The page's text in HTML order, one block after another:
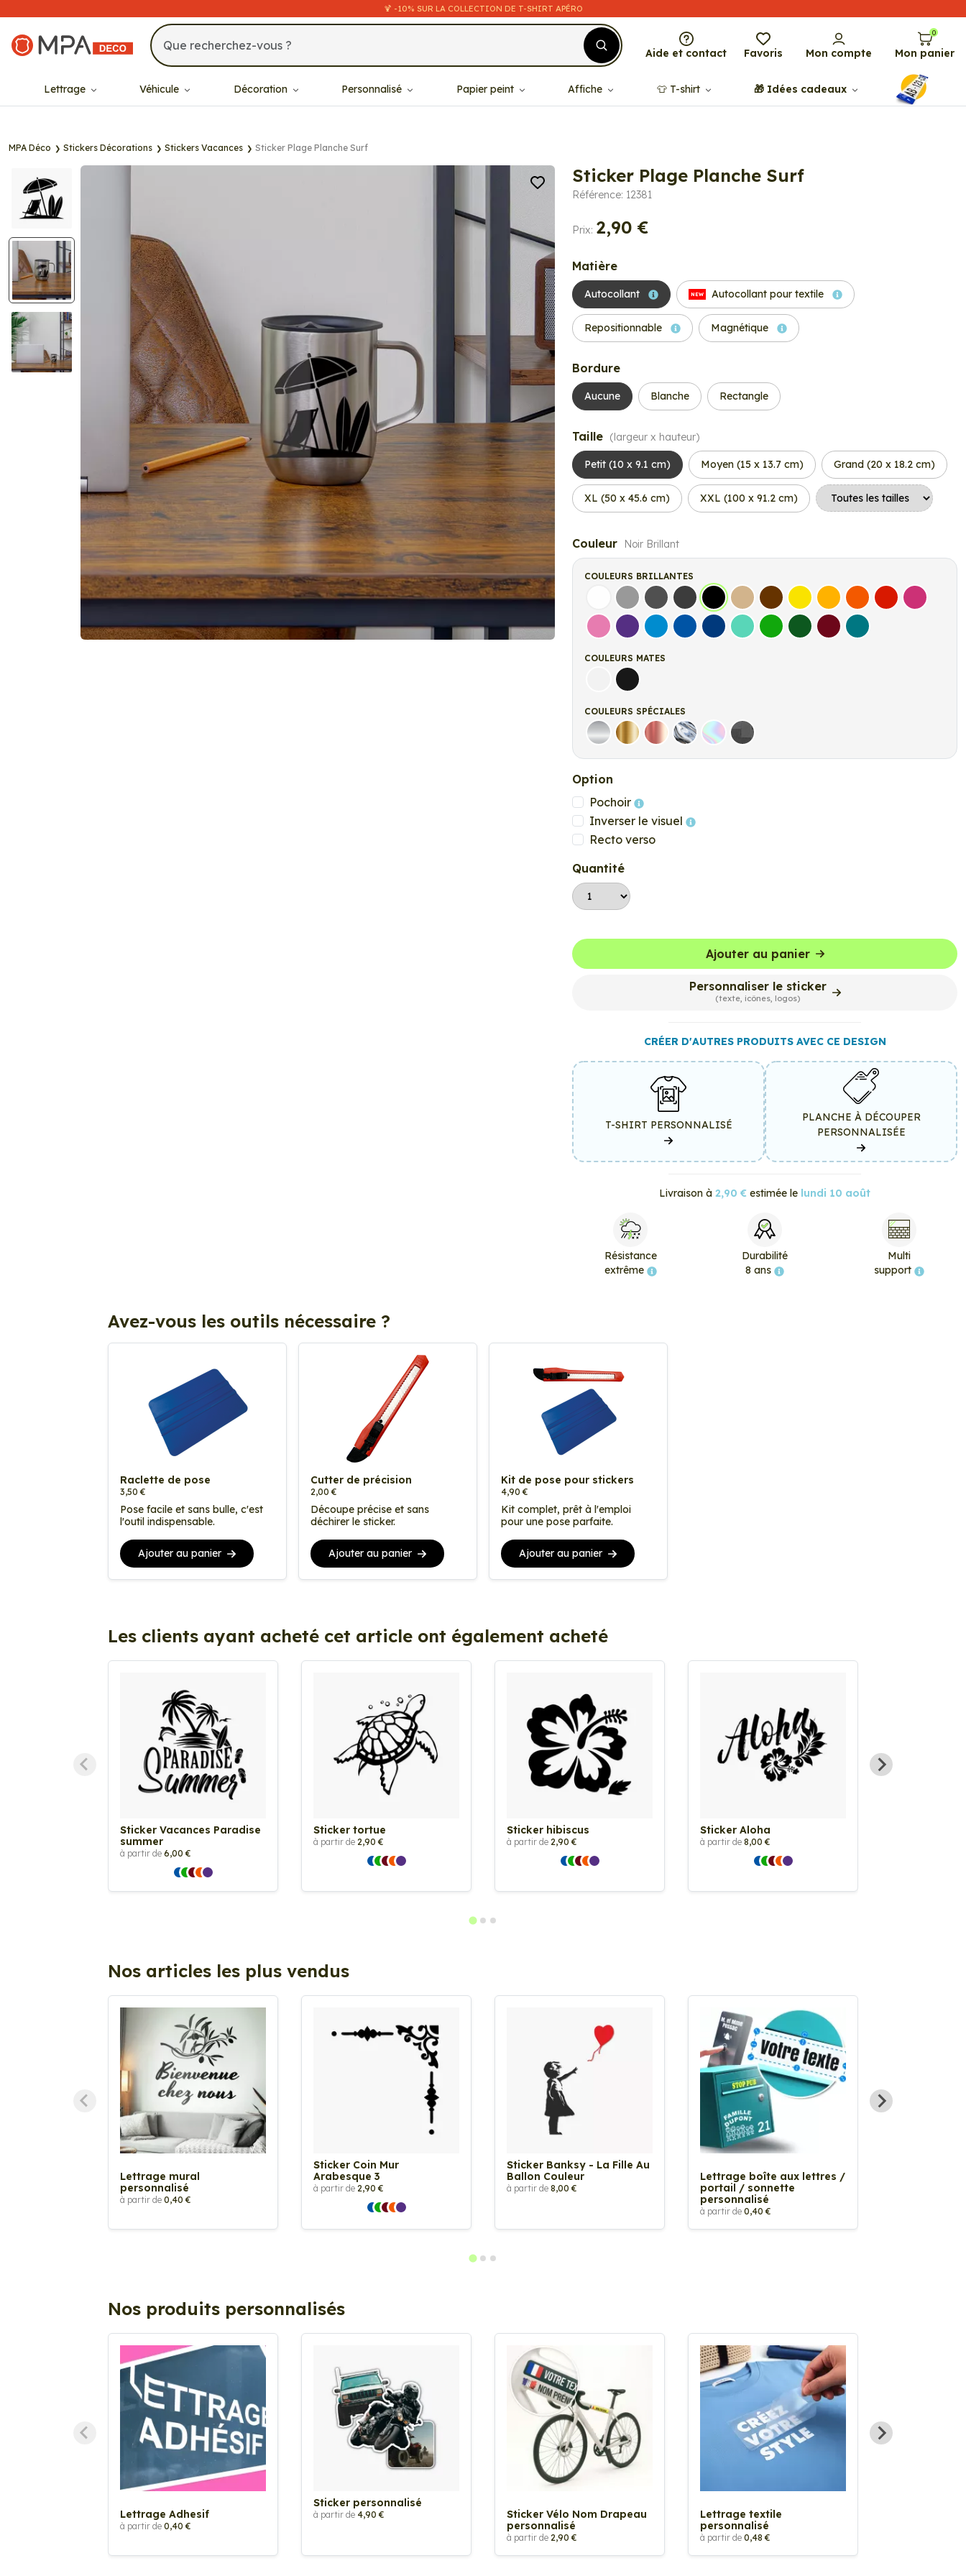
🍹 -10% SUR LA COLLECTION DE T-SHIRT APÉRO
MPA Déco
Aide et contact Favoris Mon compte
0
Mon panier
Lettrage Véhicule Décoration Personnalisé Papier peint Affiche 👕​​ T-shirt 🎁​ Idées cadeaux
MPA Déco Stickers Décorations Stickers Vacances Sticker Plage Planche Surf
Sticker Plage Planche Surf
Référence: 12381
Prix: 2,90 €
Matière
Autocollant NEW Autocollant pour textile
Repositionnable Magnétique
Bordure
Aucune Blanche Rectangle
Taille (largeur x hauteur)
Petit (10 x 9.1 cm) Moyen (15 x 13.7 cm) Grand (20 x 18.2 cm)
XL (50 x 45.6 cm) XXL (100 x 91.2 cm)
Couleur Noir Brillant
COULEURS BRILLANTES
Blanc Gris Gris FoncéGris Anthracite
Noir Beige Marron Jaune ClairJaune Foncé
OrangeRouge Fuchsia
Rose Violet Bleu clairBleu MoyenBleu FoncéBleu VertVert clairVert FoncéBordeauxTurquoise
COULEURS MATES
Blanc matNoir mat
COULEURS SPÉCIALES
Argent Or Rose Gold
ChromeHolographique
Carbone Noir
Option
Pochoir
Inverser le visuel
Recto verso
Quantité
Ajouter au panier
Personnaliser le sticker
(texte, icônes, logos)
CRÉER D'AUTRES PRODUITS AVEC CE DESIGN
T-SHIRT PERSONNALISÉ
PLANCHE À DÉCOUPER
PERSONNALISÉE
Livraison à 2,90 € estimée le lundi 10 août
Résistance
extrême
Durabilité
8 ans
Multi
support
Avez-vous les outils nécessaire ?
Raclette de pose
3,50 €
Pose facile et sans bulle, c'est
l'outil indispensable.
Ajouter au panier
Cutter de précision
2,00 €
Découpe précise et sans
déchirer le sticker.
Ajouter au panier
Kit de pose pour stickers
4,90 €
Kit complet, prêt à l'emploi
pour une pose parfaite.
Ajouter au panier
Les clients ayant acheté cet article ont également acheté
Sticker Vacances Paradise
summer
à partir de 6,00 €
Sticker tortue
à partir de 2,90 €
Sticker hibiscus
à partir de 2,90 €
Sticker Aloha
à partir de 8,00 €
Nos articles les plus vendus
Lettrage mural
personnalisé
à partir de 0,40 €
Sticker Coin Mur
Arabesque 3
à partir de 2,90 €
Sticker Banksy - La Fille Au
Ballon Couleur
à partir de 8,00 €
Lettrage boîte aux lettres /
portail / sonnette
personnalisé
à partir de 0,40 €
Nos produits personnalisés
Lettrage Adhesif
à partir de 0,40 €
Sticker personnalisé
à partir de 4,90 €
Sticker Vélo Nom Drapeau
personnalisé
à partir de 2,90 €
Lettrage textile
personnalisé
à partir de 0,48 €